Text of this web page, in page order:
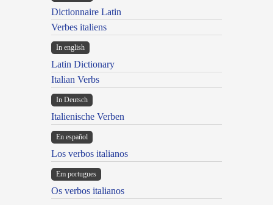
Dictionnaire Latin
Verbes italiens
In english
Latin Dictionary
Italian Verbs
In Deutsch
Italienische Verben
En español
Los verbos italianos
Em portugues
Os verbos italianos